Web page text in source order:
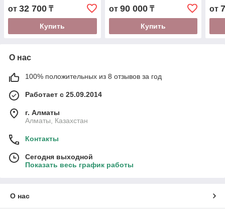
от 32 700 ₸
Купить
от 90 000₸
Купить
от
О нас
100% положительных из 8 отзывов за год
Работает с 25.09.2014
г. Алматы
Алматы, Казахстан
Контакты
Сегодня выходной
Показать весь график работы
О нас